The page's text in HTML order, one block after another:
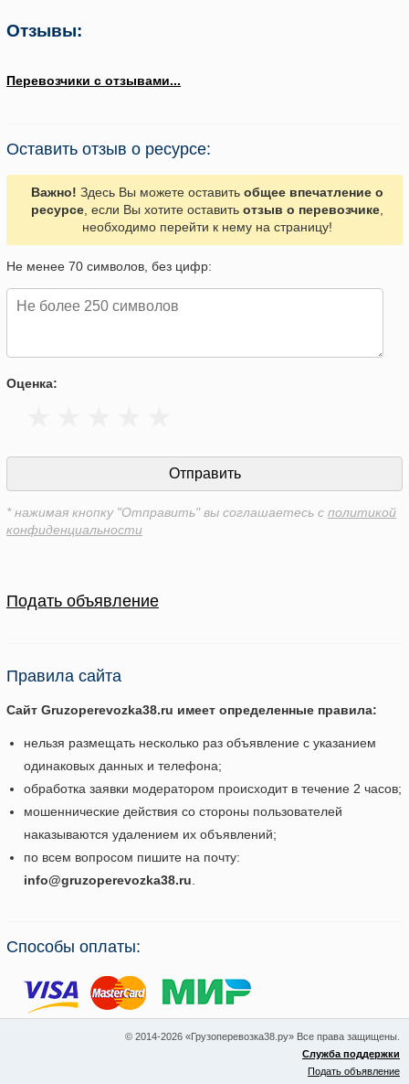
Отзывы:
Перевозчики с отзывами...
Оставить отзыв о ресурсе:
Важно! Здесь Вы можете оставить общее впечатление о
ресурсе, если Вы хотите оставить отзыв о перевозчике,
необходимо перейти к нему на страницу!
Не менее 70 символов, без цифр:
Оценка:
* нажимая кнопку "Отправить" вы соглашаетесь с политикой
конфиденциальности
Подать объявление
Правила сайта
Сайт Gruzoperevozka38.ru имеет определенные правила:
нельзя размещать несколько раз объявление с указанием
одинаковых данных и телефона;
обработка заявки модератором происходит в течение 2 часов;
мошеннические действия со стороны пользователей
наказываются удалением их объявлений;
по всем вопросом пишите на почту:
info@gruzoperevozka38.ru
Способы оплаты:
© 2014-2026 «Грузоперевозка38.ру» Все права защищены.
Служба поддержки
Подать объявление